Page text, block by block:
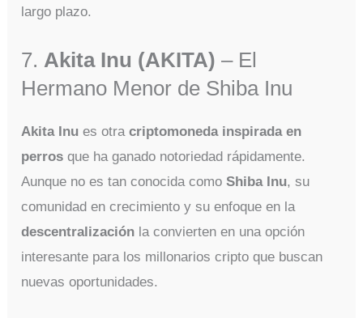
largo plazo.
7. Akita Inu (AKITA) – El
Hermano Menor de Shiba Inu
Akita Inu es otracriptomoneda inspirada en
perros que ha ganado notoriedad rápidamente.
Aunque no es tan conocida comoShiba Inu, su
comunidad en crecimiento y su enfoque en la
descentralización la convierten en una opción
interesante para los millonarios cripto que buscan
nuevas oportunidades.